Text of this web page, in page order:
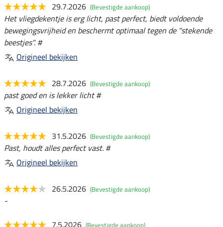
29.7.2026 (Bevestigde aankoop)
Het vliegdekentje is erg licht, past perfect, biedt voldoende
bewegingsvrijheid en beschermt optimaal tegen de "stekende
beestjes". #
Origineel bekijken
28.7.2026 (Bevestigde aankoop)
past goed en is lekker licht #
Origineel bekijken
31.5.2026 (Bevestigde aankoop)
Past, houdt alles perfect vast. #
Origineel bekijken
26.5.2026 (Bevestigde aankoop)
-
7.5.2026